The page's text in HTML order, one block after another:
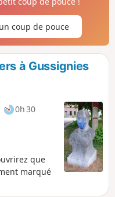
coup de pouce
à Gussignies
0h 30
que
marqué